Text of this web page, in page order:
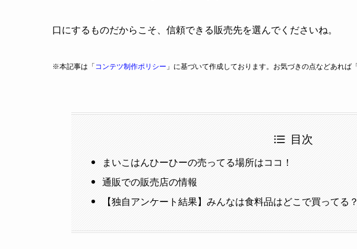
口にするものだからこそ、信頼できる販売先を選んでくださいね。
※本記事は「 コンテツ制作ポリシー 」に基づいて作成しております。お気づきの点などあれば「
目次
まいこはんひーひーの売ってる場所はココ！
通販での販売店の情報
【独自アンケート結果】みんなは食料品はどこで買ってる？